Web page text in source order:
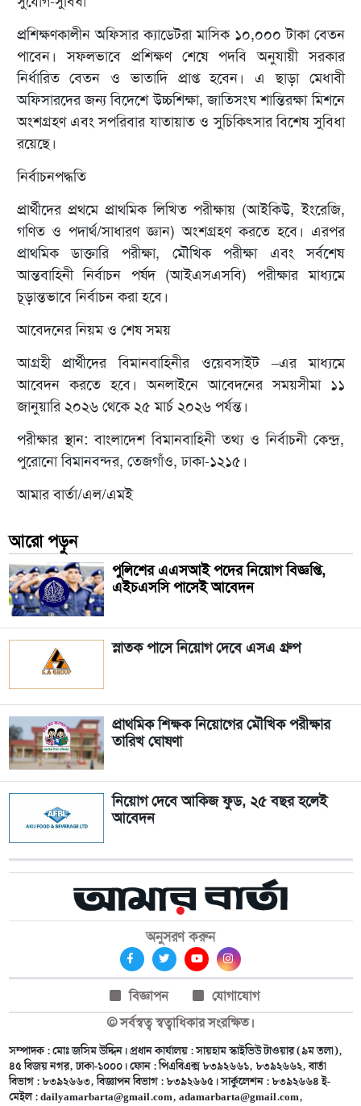
প্রশিক্ষণকালীন অফিসার ক্যাডেটরা মাসিক ১০,০০০ টাকা বেতন
পাবেন। সফলভাবে প্রশিক্ষণ শেষে পদবি অনুযায়ী সরকার
নির্ধারিত বেতন ও ভাতাদি প্রাপ্ত হবেন। এ ছাড়া মেধাবী
অফিসারদের জন্য বিদেশে উচ্চশিক্ষা, জাতিসংঘ শান্তিরক্ষা মিশনে
অংশগ্রহণ এবং সপরিবার যাতায়াত ও সুচিকিৎসার বিশেষ সুবিধা
রয়েছে।
নির্বাচনপদ্ধতি
প্রার্থীদের প্রথমে প্রাথমিক লিখিত পরীক্ষায় (আইকিউ, ইংরেজি,
গণিত ও পদার্থ/সাধারণ জ্ঞান) অংশগ্রহণ করতে হবে। এরপর
প্রাথমিক ডাক্তারি পরীক্ষা, মৌখিক পরীক্ষা এবং সর্বশেষ
আন্তবাহিনী নির্বাচন পর্ষদ (আইএসএসবি) পরীক্ষার মাধ্যমে
চূড়ান্তভাবে নির্বাচন করা হবে।
আবেদনের নিয়ম ও শেষ সময়
আগ্রহী প্রার্থীদের বিমানবাহিনীর ওয়েবসাইট –এর মাধ্যমে
আবেদন করতে হবে। অনলাইনে আবেদনের সময়সীমা ১১
জানুয়ারি ২০২৬ থেকে ২৫ মার্চ ২০২৬ পর্যন্ত।
পরীক্ষার স্থান: বাংলাদেশ বিমানবাহিনী তথ্য ও নির্বাচনী কেন্দ্র,
পুরোনো বিমানবন্দর, তেজগাঁও, ঢাকা-১২১৫।
আমার বার্তা/এল/এমই
আরো পড়ুন
পুলিশের এএসআই পদের নিয়োগ বিজ্ঞপ্তি,
এইচএসসি পাসেই আবেদন
স্নাতক পাসে নিয়োগ দেবে এসএ গ্রুপ
প্রাথমিক শিক্ষক নিয়োগের মৌখিক পরীক্ষার
তারিখ ঘোষণা
নিয়োগ দেবে আকিজ ফুড, ২৫ বছর হলেই
আবেদন
অনুসরণ করুন
বিজ্ঞাপন
যোগাযোগ
© সর্বস্বত্ব স্বত্বাধিকার সংরক্ষিত।
সম্পাদক : মোঃ জসিম উদ্দিন। প্রধান কার্যালয় : সায়হাম স্কাইভিউ টাওয়ার (৯ম তলা),
৪৫ বিজয় নগর, ঢাকা-১০০০। ফোন : পিএবিএক্স ৮৩৯২৬৬১, ৮৩৯২৬৬২, বার্তা
বিভাগ : ৮৩৯২৬৬৩, বিজ্ঞাপন বিভাগ : ৮৩৯২৬৬৫। সার্কুলেশন : ৮৩৯২৬৬৪ ই-
মেইল :dailyamarbarta@gmail.com,adamarbarta@gmail.com,